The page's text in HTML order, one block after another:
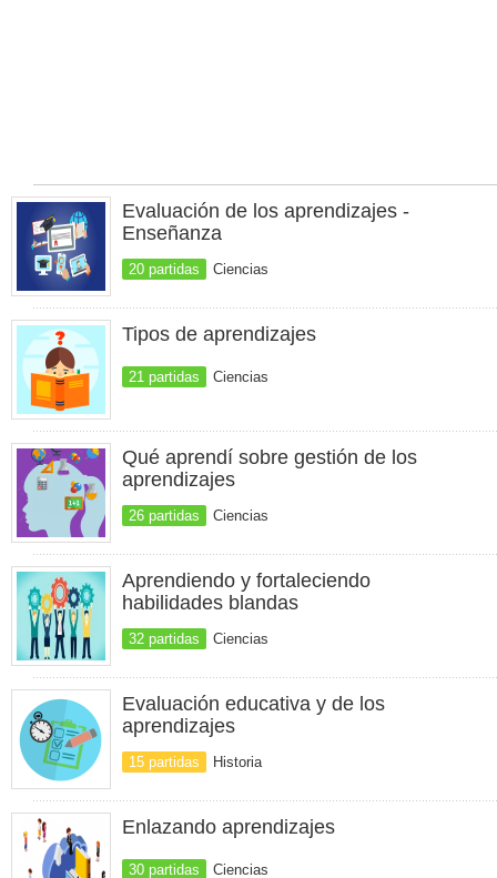
Evaluación de los aprendizajes -
Enseñanza
20 partidas Ciencias
Tipos de aprendizajes
21 partidas Ciencias
Qué aprendí sobre gestión de los
aprendizajes
26 partidas Ciencias
Aprendiendo y fortaleciendo
habilidades blandas
32 partidas Ciencias
Evaluación educativa y de los
aprendizajes
15 partidas Historia
Enlazando aprendizajes
30 partidas Ciencias